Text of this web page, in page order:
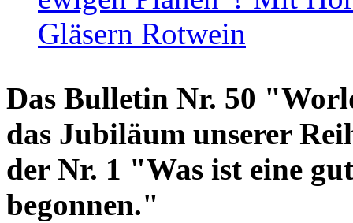
Gläsern Rotwein
Das Bulletin Nr. 50
das Jubiläum unserer
der Nr. 1 "Was ist eine
begonnen."